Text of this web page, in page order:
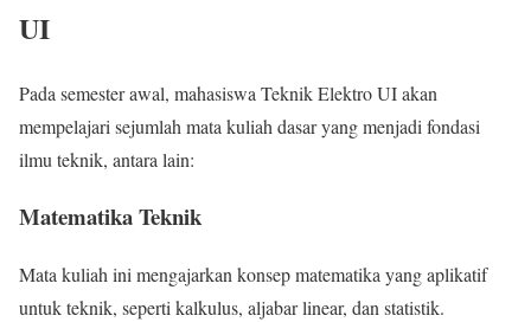
UI
Pada semester awal, mahasiswa Teknik Elektro UI akan
mempelajari sejumlah mata kuliah dasar yang menjadi fondasi
ilmu teknik, antara lain:
Matematika Teknik
Mata kuliah ini mengajarkan konsep matematika yang aplikatif
untuk teknik, seperti kalkulus, aljabar linear, dan statistik.